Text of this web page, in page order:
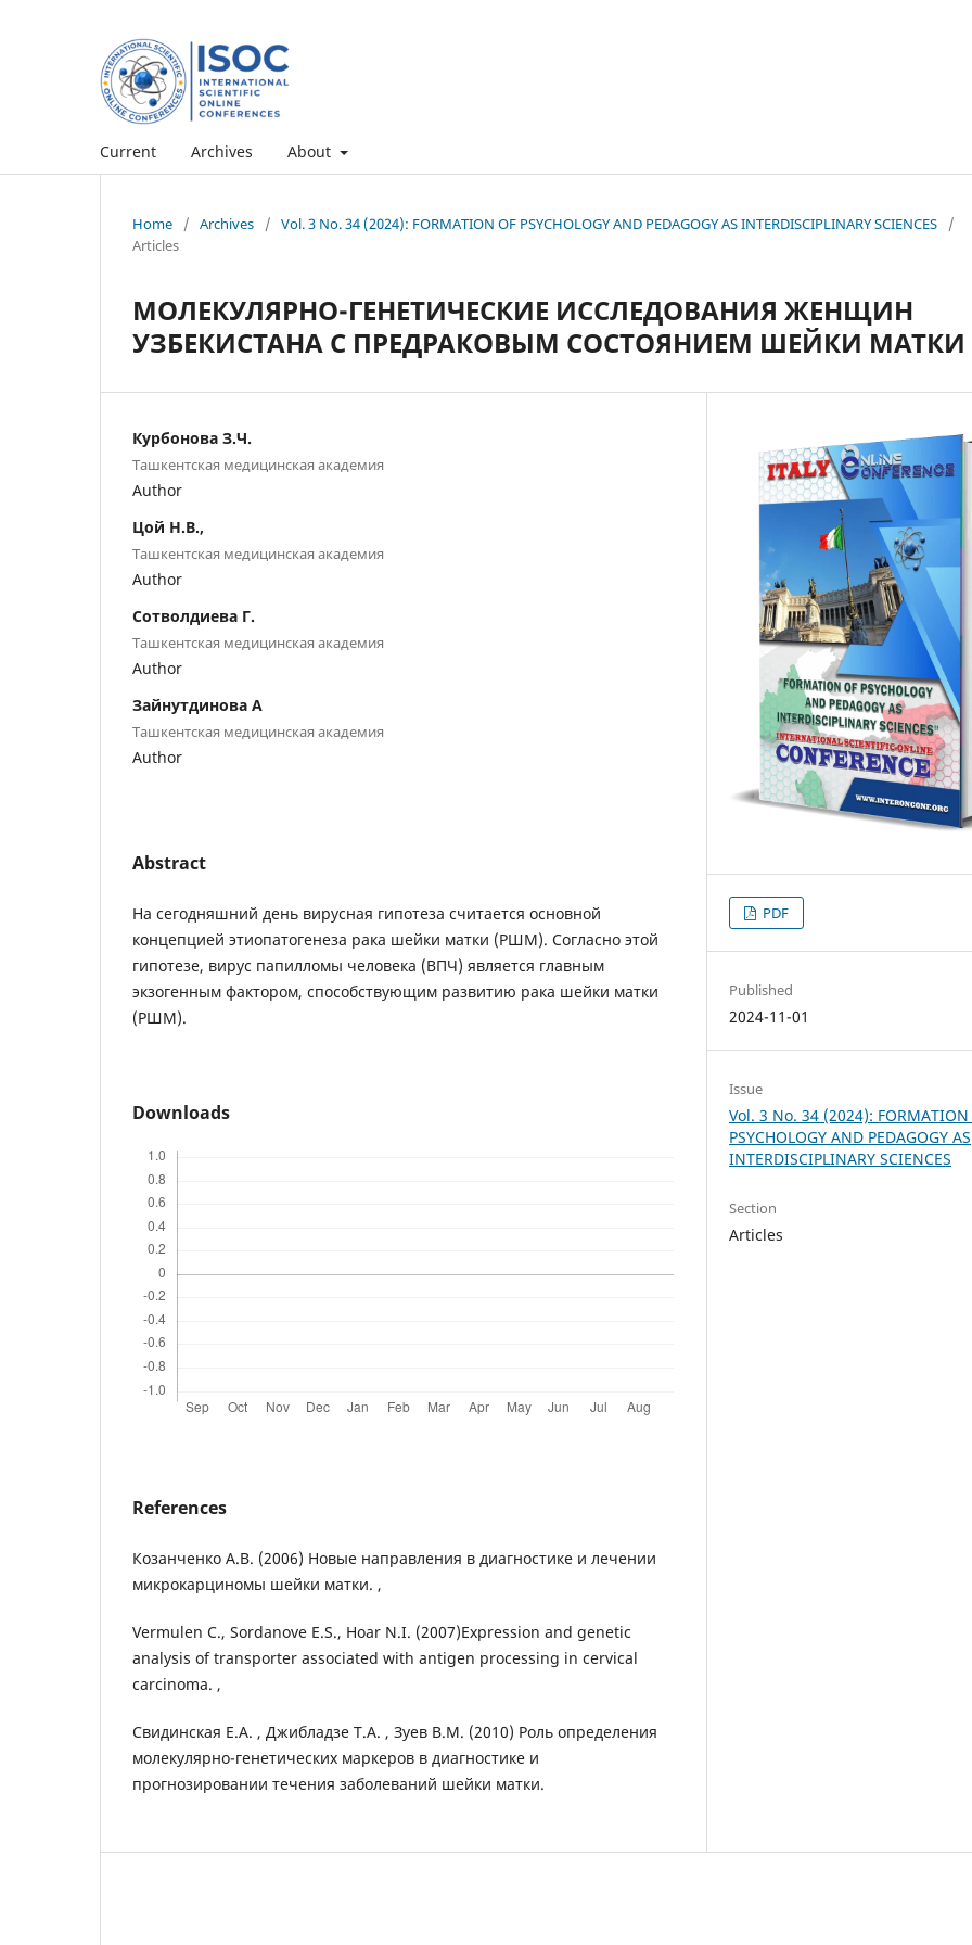
Current Archives About
Home / Archives / Vol. 3 No. 34 (2024): FORMATION OF PSYCHOLOGY AND PEDAGOGY AS INTERDISCIPLINARY SCIENCES
/
Articles
МОЛЕКУЛЯРНО-ГЕНЕТИЧЕСКИЕ ИССЛЕДОВАНИЯ ЖЕНЩИН
УЗБЕКИСТАНА С ПРЕДРАКОВЫМ СОСТОЯНИЕМ ШЕЙКИ МАТКИ
Курбонова З.Ч.
Ташкентская медицинская академия
Author
Цой Н.В.,
Ташкентская медицинская академия
Author
Сотволдиева Г.
Ташкентская медицинская академия
Author
Зайнутдинова А
Ташкентская медицинская академия
Author
Abstract
На сегодняшний день вирусная гипотеза считается основной
концепцией этиопатогенеза рака шейки матки (РШМ). Согласно этой
гипотезе, вирус папилломы человека (ВПЧ) является главным
экзогенным фактором, способствующим развитию рака шейки матки
(РШМ).
Downloads
References
Козанченко А.В. (2006) Новые направления в диагностике и лечении
микрокарциномы шейки матки. ,
Vermulen C., Sordanove E.S., Hoar N.I. (2007)Expression and genetic
analysis of transporter associated with antigen processing in cervical
carcinoma. ,
Свидинская Е.А. , Джибладзе Т.А. , Зуев В.М. (2010) Роль определения
молекулярно-генетических маркеров в диагностике и
прогнозировании течения заболеваний шейки матки.
PDF
Published
2024-11-01
Issue
Vol. 3 No. 34 (2024): FORMATION
PSYCHOLOGY AND PEDAGOGY AS
INTERDISCIPLINARY SCIENCES
Section
Articles